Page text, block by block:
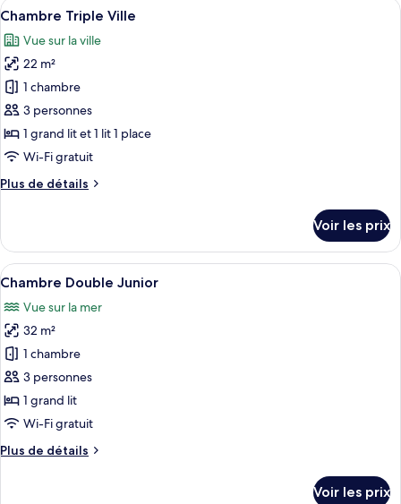
de
Chambre
Citadelle
Afficher
toutes
les
photos
pour
ce
type
de
chambre :
Chambre
4
Chambre Triple Ville
Vue sur la ville
22 m²
1 chambre
3 personnes
1 grand lit et 1 lit 1 place
Wi-Fi gratuit
Plus de détails
Plus
le
type
de
Chambre
Triple
Ville
Voir les prix
Afficher
toutes
les
photos
pour
ce
type
de
chambre :
Chambre
Une chambre à coucher moderne
6
Chambre Double Junior
Vue sur la mer
32 m²
1 chambre
3 personnes
1 grand lit
Wi-Fi gratuit
Plus de détails
Plus
Voir les prix